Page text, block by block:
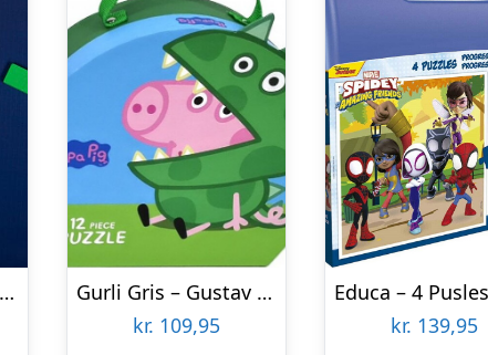
Tetris™ Brain Teaser Puzzle
Gurli Gris – Gustav Kuffert Med Puslespil
kr. 109,95 kr. 139,95